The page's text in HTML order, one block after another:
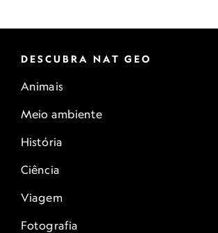
DESCUBRA NAT GEO
Animais
Meio ambiente
História
Ciência
Viagem
Fotografia